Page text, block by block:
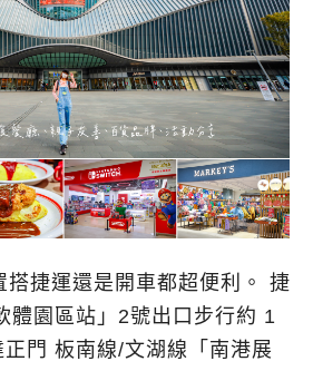
捷運還是開車都超便利。 捷
體園區站」2號出口步行約 1
門 板南線/文湖線「南港展